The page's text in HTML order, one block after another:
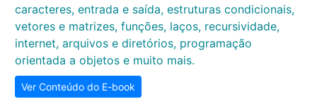
caracteres, entrada e saída, estruturas condicionais,
vetores e matrizes, funções, laços, recursividade,
internet, arquivos e diretórios, programação
orientada a objetos e muito mais.
Ver Conteúdo do E-book